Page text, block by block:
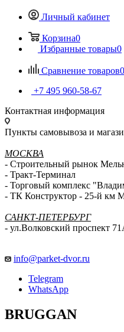
Личный кабинет
Корзина0
Избранные товары0
Сравнение товаров0
+7 495 960-58-67
Контактная информация
Пункты самовывоза и
МОСКВА
- Строительный рынок
- Тракт-Терминал
- Торговый комплекс
- ТК Конструктор - 25-й
САНКТ-ПЕТЕРБУРГ
- ул.Волковский проспект
info@parket-dvor.ru
Telegram
WhatsApp
BRUGGAN